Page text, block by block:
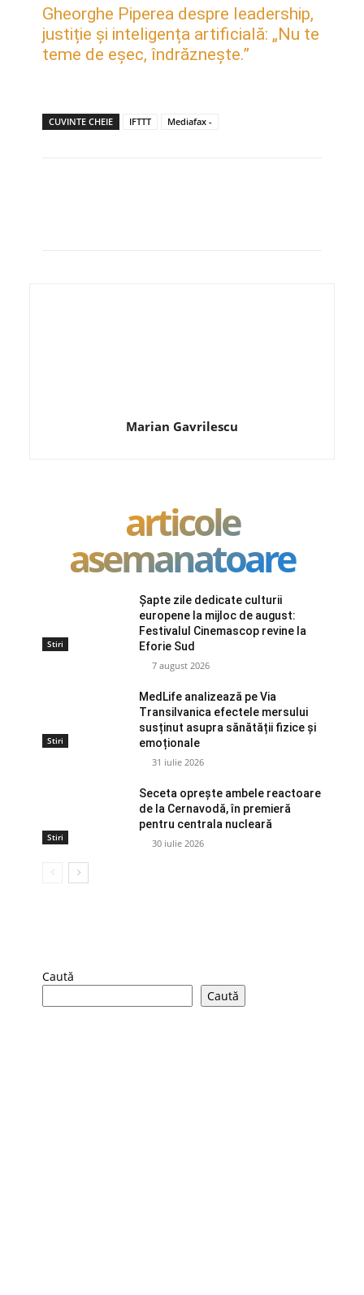
Gheorghe Piperea despre leadership,
justiție și inteligența artificială: „Nu te
teme de eșec, îndrăznește.”
CUVINTE CHEIE IFTTT Mediafax -
Marian Gavrilescu
articole
asemanatoare
Stiri
Șapte zile dedicate culturii
europene la mijloc de august:
Festivalul Cinemascop revine la
Eforie Sud
7 august 2026
Stiri
MedLife analizează pe Via
Transilvanica efectele mersului
susținut asupra sănătății fizice și
emoționale
31 iulie 2026
Stiri
Seceta oprește ambele reactoare
de la Cernavodă, în premieră
pentru centrala nucleară
30 iulie 2026
Caută
Caută